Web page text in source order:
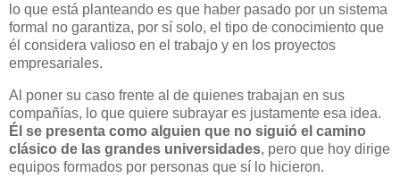
lo que está planteando es que haber pasado por un sistema
formal no garantiza, por sí solo, el tipo de conocimiento que
él considera valioso en el trabajo y en los proyectos
empresariales.
Al poner su caso frente al de quienes trabajan en sus
compañías, lo que quiere subrayar es justamente esa idea.
Él se presenta como alguien que no siguió el camino
clásico de las grandes universidades, pero que hoy dirige
equipos formados por personas que sí lo hicieron.